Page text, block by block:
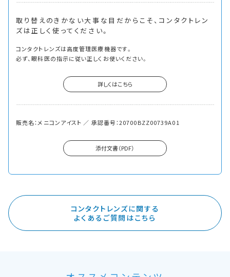
取り替えのきかない大事な目だからこそ、 コンタクトレン
ズは正しく使ってください。
コンタクトレンズは高度管理医療機器です。
必ず、眼科医の指示に従い正しくお使いください。
詳しくはこちら
販売名：メニコンアイスト ／ 承認番号：20700BZZ00739A01
添付文書（PDF）
コンタクトレンズに関する
よくあるご質問はこちら